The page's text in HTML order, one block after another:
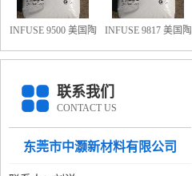
INFUSE 9500 美国陶
氏OBC 9500
INFUSE 9817 美国陶
氏OBC 9817
联系我们
CONTACT US
东莞市中灏新材料有限公司